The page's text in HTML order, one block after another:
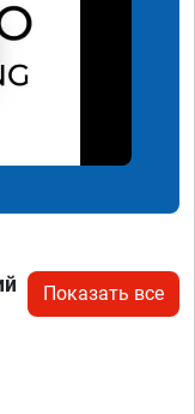
Показать все